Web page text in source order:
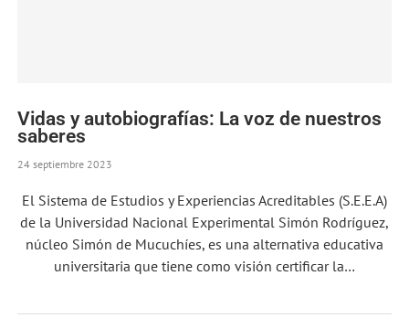
Vidas y autobiografías: La voz de nuestros
saberes
24 septiembre 2023
El Sistema de Estudios y Experiencias Acreditables (S.E.E.A)
de la Universidad Nacional Experimental Simón Rodríguez,
núcleo Simón de Mucuchíes, es una alternativa educativa
universitaria que tiene como visión certificar la…